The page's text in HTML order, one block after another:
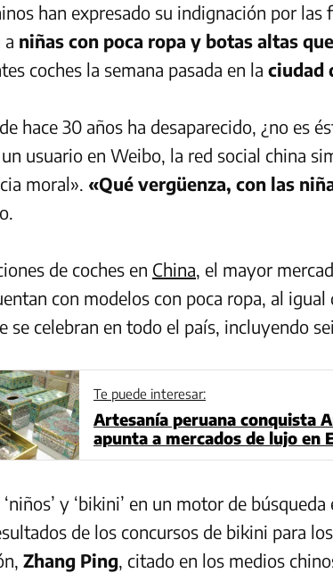
han expresado su indignación por
a niñas con poca ropa y botas altas
coches la semana pasada en la ciudad
hace 30 años ha desaparecido, ¿no es
usuario en Weibo, la red social china
moral». «Qué vergüenza, con las
de coches en China, el mayor
con modelos con poca ropa, al
se celebran en todo el país, incluyendo
Te puede interesar:
Artesanía peruana conquista
apunta a mercados de lujo en
‘niños’ y ‘bikini’ en un motor de
de los concursos de bikini para
Zhang Ping, citado en los medios